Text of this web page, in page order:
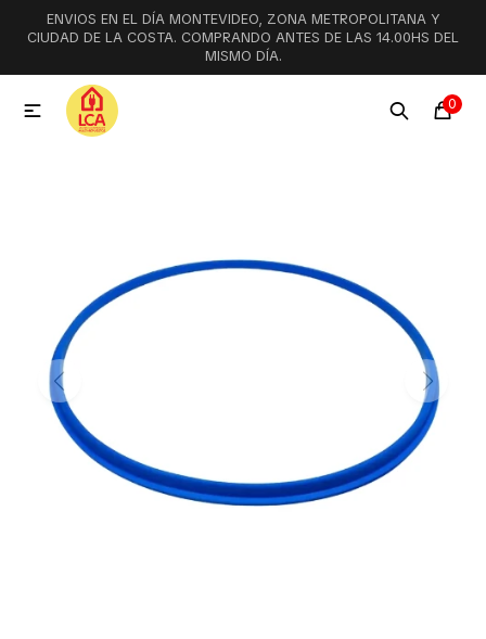
ENVIOS EN EL DÍA MONTEVIDEO, ZONA METROPOLITANA Y
CIUDAD DE LA COSTA. COMPRANDO ANTES DE LAS 14.00HS DEL
MISMO DÍA.
0

MI CUENTA
Menú
Lavadoras y lavavajillas
Secarropas
Refrigeración